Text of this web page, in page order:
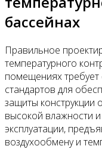
бассейнах
Правильное
температурного
помещениях
стандартов для
защиты конструкции
высокой влажности
эксплуатации,
воздухообмену и